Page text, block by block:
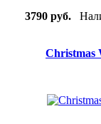
3790 руб.
Christmas